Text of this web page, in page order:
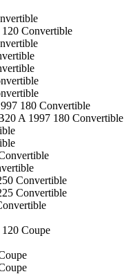
Convertible
180 Convertible
A 1997 180 Convertible
Convertible
Convertible
Coupe